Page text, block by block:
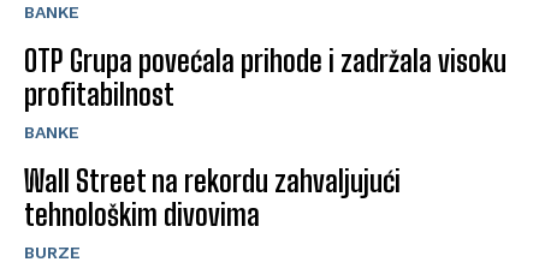
BANKE
OTP Grupa povećala prihode i zadržala visoku
profitabilnost
BANKE
Wall Street na rekordu zahvaljujući
tehnološkim divovima
BURZE